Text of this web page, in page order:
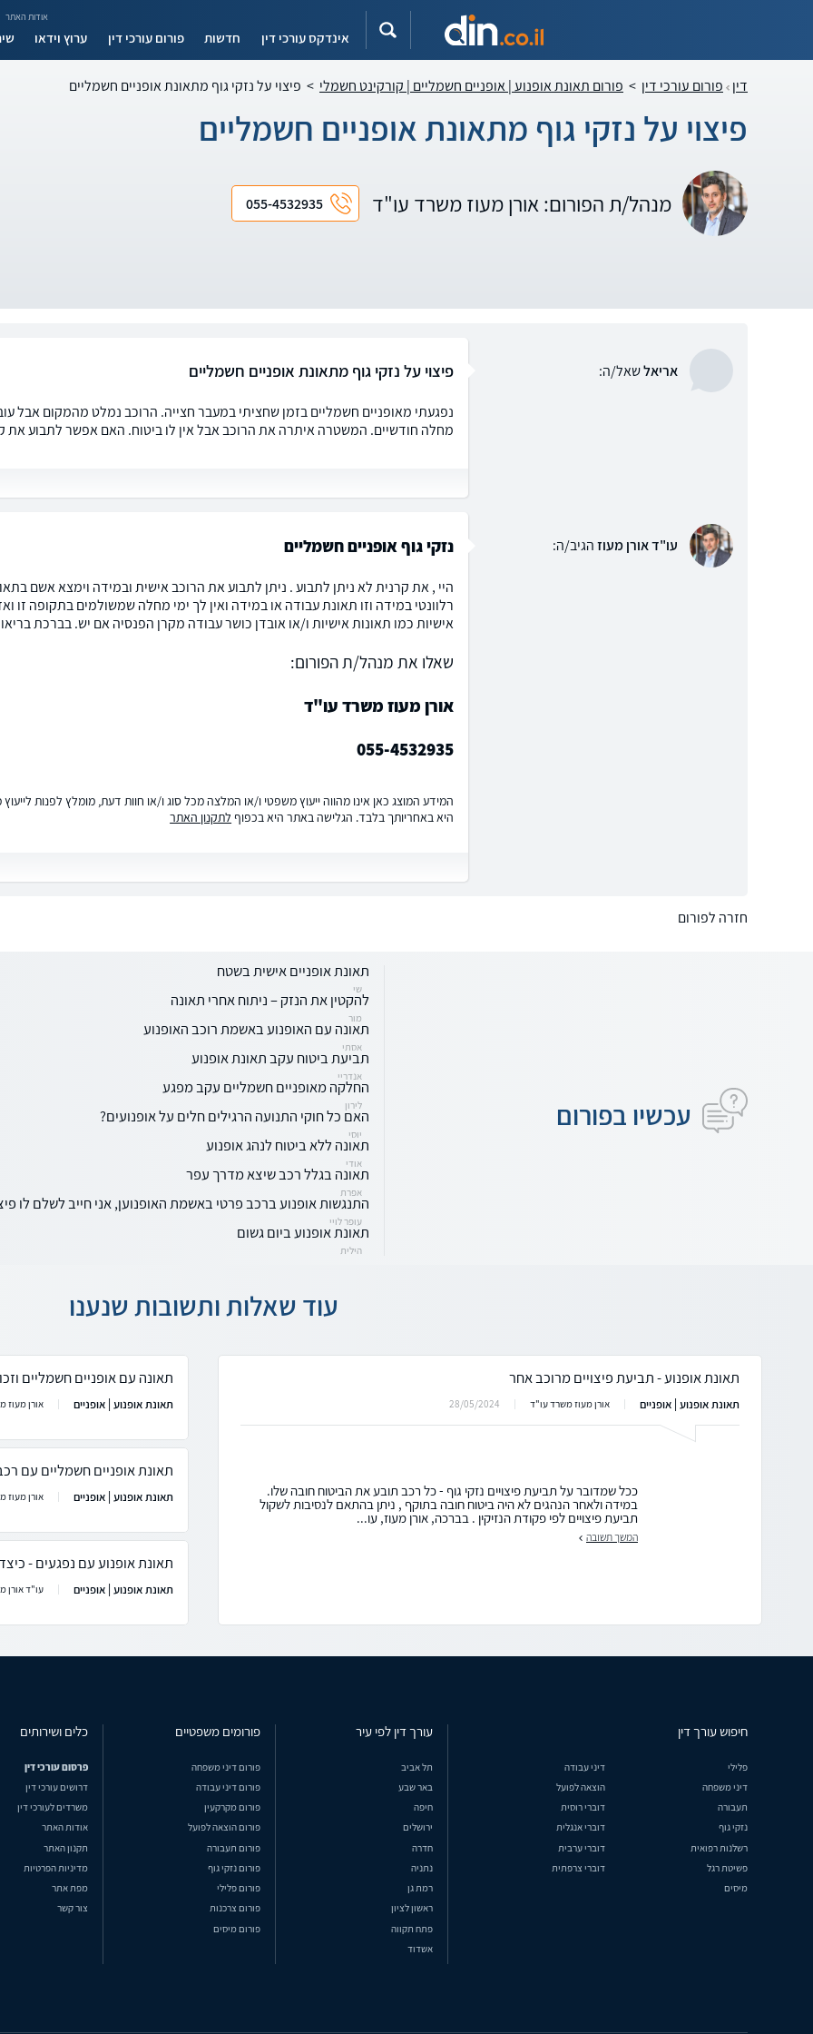
אודות האתר
אינדקס עורכי דין חדשות פורום עורכי דין ערוץ וידאו
דין פורום עורכי דין > פורום תאונת אופנוע | אופניים חשמליים | קורקינט חשמלי > פיצוי על נזקי גוף מתאונת אופניים חשמליים
פיצוי על נזקי גוף מתאונת אופניים חשמליים
מנהל/ת הפורום: אורן מעוז משרד עו"ד 055-4532935
אריאלשאל/ה: פיצוי על נזקי גוף מתאונת אופניים חשמליים
נפגעתי מאופניים חשמליים בזמן שחציתי במעבר חצייה. הרוכב נמלט מהמקום אבל
מחלה חודשיים. המשטרה איתרה את הרוכב אבל אין לו ביטוח. האם אפשר לתבוע את
עו"ד אורן מעוזהגיב/ה: נזקי גוף אופניים חשמליים
היי , את קרנית לא ניתן לתבוע . ניתן לתבוע את הרוכב אישית ובמידה וימצא אשם
רלוונטי במידה וזו תאונת עבודה או במידה ואין לך ימי מחלה שמשולמים בתקופה זו
אישיות כמו תאונות אישיות ו/או אובדן כושר עבודה מקרן הפנסיה אם יש. בברכת
שאלו את מנהל/ת הפורום:
אורן מעוז משרד עו"ד
055-4532935
המידע המוצג כאן אינו מהווה ייעוץ משפטי ו/או המלצה מכל סוג ו/או חוות דעת, מומלץ לפנות
היא באחריותך בלבד. הגלישה באתר היא בכפוף לתקנון האתר
חזרה לפורום
עכשיו בפורום
תאונת אופניים אישית בשטח
שי
להקטין את הנזק – ניתוח אחרי תאונה
מור
תאונה עם האופנוע באשמת רוכב האופנוע
אסתי
תביעת ביטוח עקב תאונת אופנוע
אנדריי
החלקה מאופניים חשמליים עקב מפגע
לירון
האם כל חוקי התנועה הרגילים חלים על אופנועים?
יוסי
תאונה ללא ביטוח לנהג אופנוע
אודי
תאונה בגלל רכב שיצא מדרך עפר
אפרת
התנגשות אופנוע ברכב פרטי באשמת האופנוען, אני חייב לשלם לו
עופר לויי
תאונת אופנוע ביום גשום
הילית
עוד שאלות ותשובות שנענו
תאונת אופנוע - תביעת פיצויים מרוכב אחר
תאונת אופנוע | אופניים אורן מעוז משרד עו"ד 28/05/2024
ככל שמדובר על תביעת פיצויים נזקי גוף - כל רכב תובע את הביטוח חובה שלו.
במידה ולאחר הנהגים לא היה ביטוח חובה בתוקף , ניתן בהתאם לנסיבות לשקול
תביעת פיצויים לפי פקודת הנזיקין . בברכה, אורן מעוז, עו...
המשך תשובה
תאונה עם אופניים חשמליים
תאונת אופנוע | אופניים אורן מעוז
תאונת אופניים חשמליים עם
תאונת אופנוע | אופניים אורן מעוז
תאונת אופנוע עם נפגעים -
תאונת אופנוע | אופניים עו"ד אורן
חיפוש עורך דין
פלילי
דיני עבודה
דיני משפחה
הוצאה לפועל
תעבורה
דוברי רוסית
נזקי גוף
דוברי אנגלית
רשלנות רפואית
דוברי ערבית
פשיטת רגל
דוברי צרפתית
מיסים
עורך דין לפי עיר
תל אביב
באר שבע
חיפה
ירושלים
חדרה
נתניה
רמת גן
ראשון לציון
פתח תקווה
אשדוד
פורומים משפטיים
פורום דיני משפחה
פורום דיני עבודה
פורום מקרקעין
פורום הוצאה לפועל
פורום תעבורה
פורום נזקי גוף
פורום פלילי
פורום צרכנות
פורום מיסים
כלים ושירותים
פרסום עורכי דין
דרושים עורכי דין
משרדים לעורכי דין
אודות האתר
תקנון האתר
מדיניות הפרטיות
מפת אתר
צור קשר